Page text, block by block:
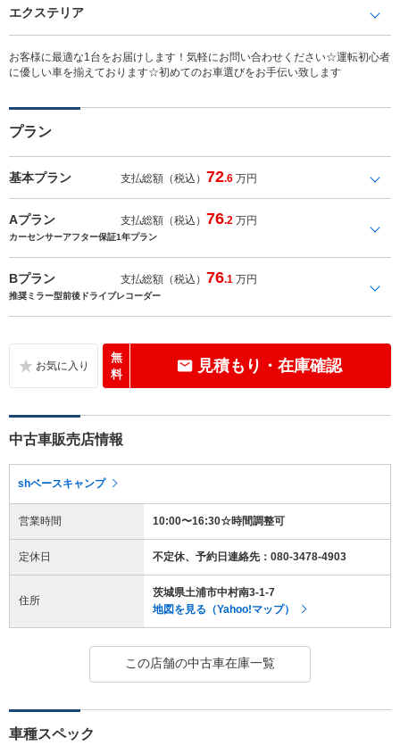
エクステリア
お客様に最適な1台をお届けします！気軽にお問い合わせください☆運転初心者
に優しい車を揃えております☆初めてのお車選びをお手伝い致します
プラン
基本プラン 支払総額（税込） 72.6 万円
Aプラン 支払総額（税込） 76.2 万円
カーセンサーアフター保証1年プラン
Bプラン 支払総額（税込） 76.1 万円
推奨ミラー型前後ドライブレコーダー
無
料
見積もり・在庫確認
中古車販売店情報
shベースキャンプ
営業時間 10:00〜16:30☆時間調整可
定休日 不定休、予約日連絡先：080-3478-4903
住所
茨城県土浦市中村南3-1-7
地図を見る（Yahoo!マップ）
この店舗の中古車在庫一覧
車種スペック